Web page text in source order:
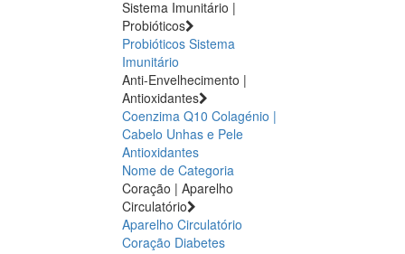
Sistema Imunitário |
Probióticos
Probióticos Sistema
Imunitário
Anti-Envelhecimento |
Antioxidantes
Coenzima Q10 Colagénio |
Cabelo Unhas e Pele
Antioxidantes
Nome de Categoria
Coração | Aparelho
Circulatório
Aparelho Circulatório
Coração Diabetes